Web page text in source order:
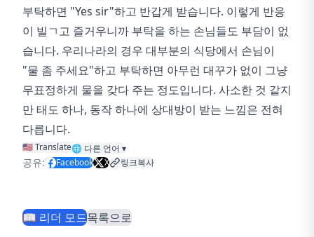
부탁하면 "Yes sir"하고 반갑게 받습니다. 이렇게 반응
이 빌ㄱ고 즐거우니까 부탁을 하는 손님들도 부담이 없
습니다. 우리나라의 경우 대부분의 식당에서 손님이
"물 좀 주세요"하고 부탁하면 아무런 대꾸가 없이 그냥
무표정하게 물을 갖다 주는 정도입니다. 사소한 것 같지
만 태도 하나, 동작 하나에 상대방이 받는 느낌은 전혀
다릅니다.
🇺🇸 Translate🌐 다른 언어 ▾
공유: Facebook X 링크복사
📖 리더 모드목록으로